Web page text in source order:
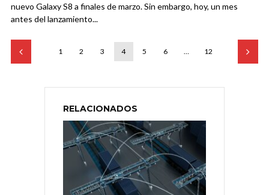
nuevo Galaxy S8 a finales de marzo. Sin embargo, hoy, un mes
antes del lanzamiento...
1 2 3 4 5 6 … 12
RELACIONADOS